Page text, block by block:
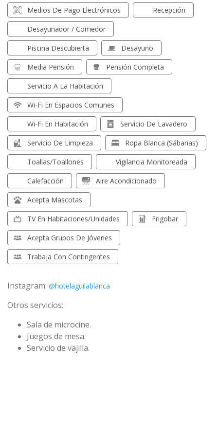
Medios De Pago Electrónicos Recepción
Desayunador / Comedor
Piscina Descubierta Desayuno
Media Pensión Pensión Completa
Servicio A La Habitación
Wi-Fi En Espacios Comunes
Wi-Fi En Habitación Servicio De Lavadero
Servicio De Limpieza Ropa Blanca (sábanas)
Toallas/toallones Vigilancia Monitoreada
Calefacción Aire Acondicionado
Acepta Mascotas
TV En Habitaciones/unidades Frigobar
Acepta Grupos De Jóvenes
Trabaja Con Contingentes
Instagram: @hotelaguilablanca
Otros servicios:
Sala de microcine.
Juegos de mesa.
Servicio de vajilla.